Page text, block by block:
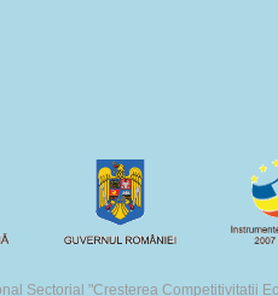
Sectorial "Cresterea Competitivitatii